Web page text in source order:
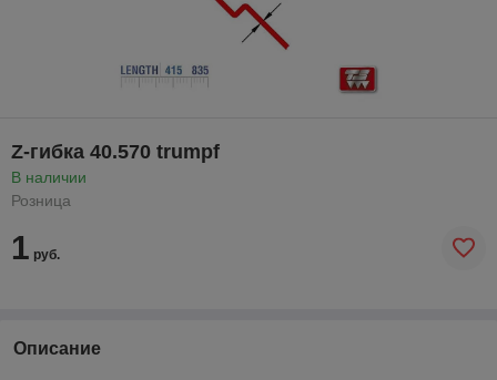
Z-гибка 40.570 trumpf
В наличии
Розница
1 руб.
Описание